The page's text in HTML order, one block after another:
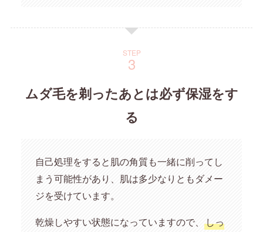
STEP
ムダ毛を剃ったあとは必ず保湿をす
る
自己処理をすると肌の角質も一緒に削ってし
まう可能性があり、肌は多少なりともダメー
ジを受けています。
乾燥しやすい状態になっていますので、 しっ